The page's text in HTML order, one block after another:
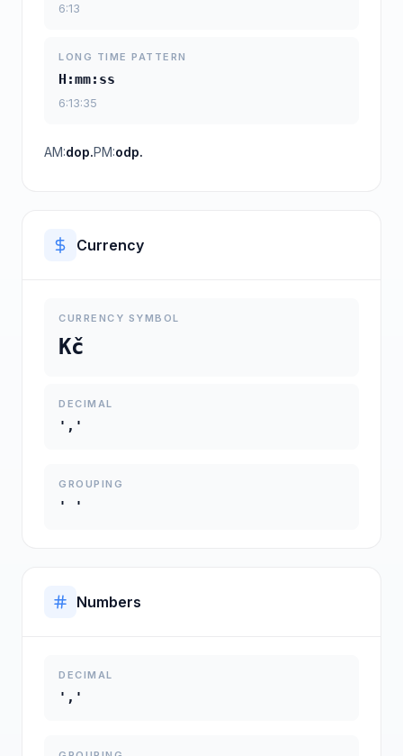
6:13
LONG TIME PATTERN
H:mm:ss
6:13:35
AM:dop.PM:odp.
Currency
CURRENCY SYMBOL
Kč
DECIMAL
','
GROUPING
' '
Numbers
DECIMAL
','